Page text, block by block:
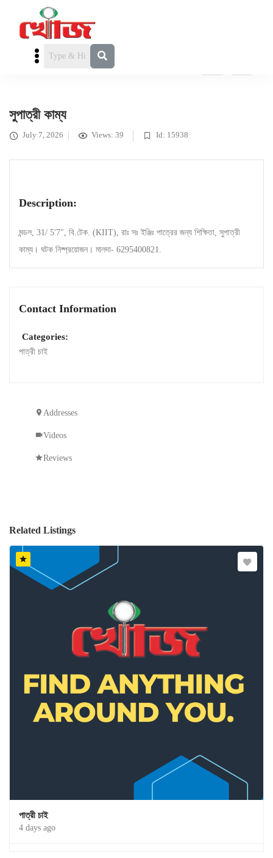
FEATURED
সুপাত্রী কাম্য
July 7, 2026 Views: 39 Id: 15938
Description:
মন্ডল, 31/ 5'7", বি.টেক. (KIIT), রাঃ সঃ ইঞ্জিঃ পাত্রের জন্য শিক্ষিতা, সুপাত্রী
কাম্য। ঘটক নিষ্প্রয়োজন। মালদা- 6295400821.
Contact Information
Categories:
পাত্রী চাই
Addresses
Videos
Reviews
Related Listings
পাত্রী চাই
4 days ago